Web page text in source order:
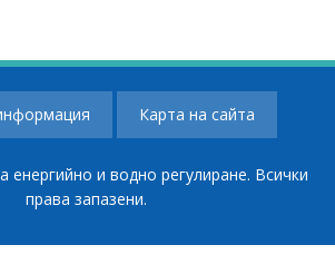
Карта на сайта
енергийно и водно регулиране. Всички
права запазени.